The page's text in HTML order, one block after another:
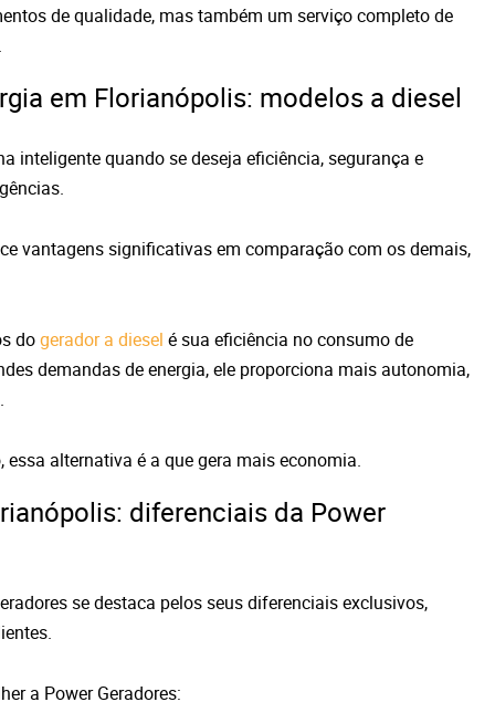
de qualidade, mas também um serviço completo de
em Florianópolis: modelos a diesel
inteligente quando se deseja eficiência, segurança e
vantagens significativas em comparação com os demais,
dogerador a diesel é sua eficiência no consumo de
demandas de energia, ele proporciona mais autonomia,
alternativa é a que gera mais economia.
diferenciais da Power
se destaca pelos seus diferenciais exclusivos,
a Power Geradores: